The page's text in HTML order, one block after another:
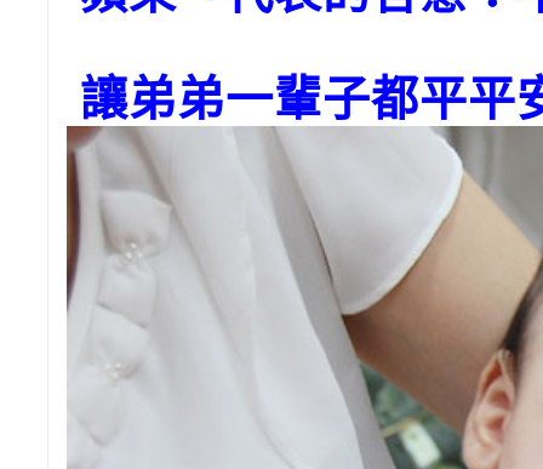
讓弟弟一輩子都平平